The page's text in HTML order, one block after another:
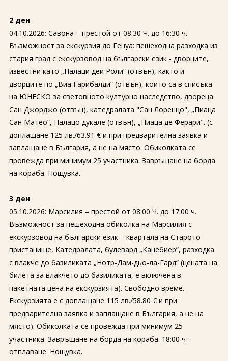
2 ден
04.10.2026: Савона – престой от 08:30 Ч. до 16:30 ч.
Възможност за екскурзия до Генуа: пешеходна разходка из
стария град с екскурзовод на български език - дворците,
известни като „Палаци деи Роли“ (отвън), както и
дворците по „Виа Гарибалди“ (отвън), които са в списъка
на ЮНЕСКО за световното културно наследство, двореца
Сан Джорджо (отвън), катедралата "Сан Лоренцо", „Пиаца
Сан Матео“, Палацо дукале (отвън), „Пиаца де Ферари". (с
доплащане 125 лв./63.91 € и при предварителна заявка и
заплащане в България, а не на място. Обиколката се
провежда при минимум 25 участника. Завръщане на борда
на кораба. Нощувка.
3 ден
05.10.2026: Марсилия – престой от 08:00 Ч. до 17:00 ч.
Възможност за пешеходна обиколка на Марсилия с
екскурзовод на български език – квартала на Старото
пристанище, Катедралата, булевард „Канебиер”, разходка
с влакче до базиликата „Нотр-Дам-дьо-ла-Гард“ (цената на
билета за влакчето до базиликата, е включена в
пакетната цена на екскурзията). Свободно време.
Екскурзията е с доплащане 115 лв./58.80 € и при
предварителна заявка и заплащане в България, а не на
място). Обиколката се провежда при минимум 25
участника. Завръщане на борда на кораба. 18:00 ч –
отплаване. Нощувка.